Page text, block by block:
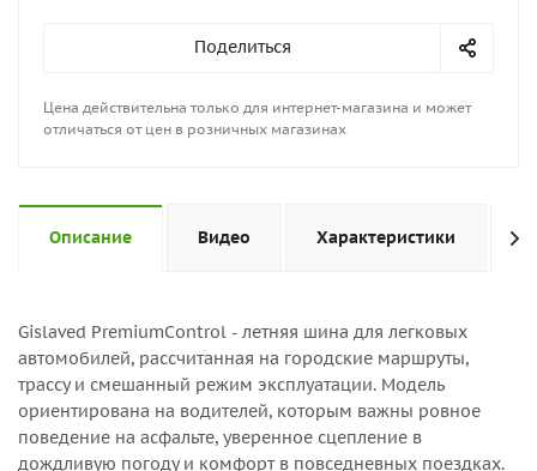
Поделиться
Цена действительна только для интернет-магазина и может
отличаться от цен в розничных магазинах
Описание Видео Характеристики
Gislaved PremiumControl - летняя шина для легковых
автомобилей, рассчитанная на городские маршруты,
трассу и смешанный режим эксплуатации. Модель
ориентирована на водителей, которым важны ровное
поведение на асфальте, уверенное сцепление в
дождливую погоду и комфорт в повседневных поездках.